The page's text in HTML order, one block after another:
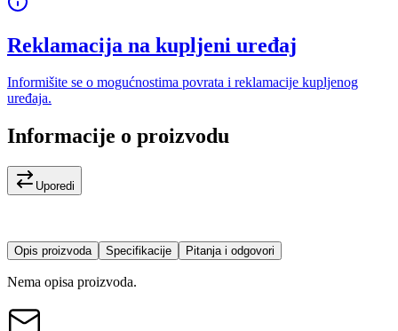
Reklamacija na kupljeni uređaj
Informišite se o mogućnostima povrata i reklamacije kupljenog
uređaja.
Informacije o proizvodu
Uporedi
Opis proizvoda Specifikacije Pitanja i odgovori
Nema opisa proizvoda.